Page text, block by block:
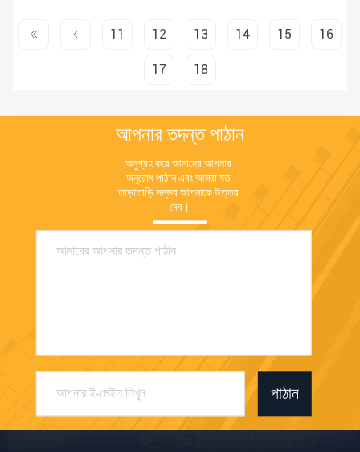
11 12 13 14 15 16
17 18
আপনার তদন্ত পাঠান
অনুগ্রহ করে আমাদের আপনার
অনুরোধ পাঠান এবং আমরা যত
তাড়াতাড়ি সম্ভব আপনাকে উত্তর
দেব।
পাঠান